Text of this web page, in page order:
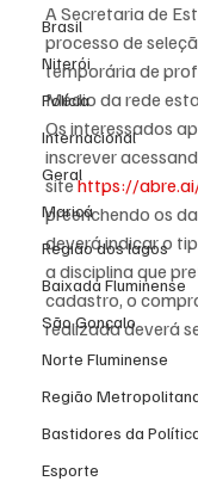
Brasil
Niterói
Polícia
Internacional
Geral
Maricá
Região dos lagos
Baixada Fluminense
São Gonçalo
Norte Fluminense
Região
Bastidores da
Esporte
A Secretaria de
processo de
temporária de
Médio da rede
Os interessados
inscrever
site https://
preenchendo os
deverá indicar o
a disciplina que
cadastro, o
realizada deverá